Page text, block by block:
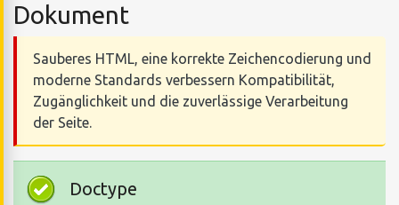
Dokument
Sauberes HTML, eine korrekte Zeichencodierung und
moderne Standards verbessern Kompatibilität,
Zugänglichkeit und die zuverlässige Verarbeitung
der Seite.
Doctype